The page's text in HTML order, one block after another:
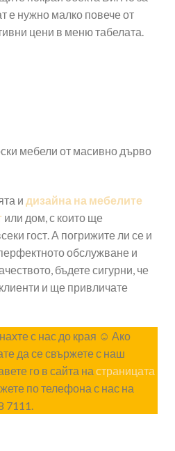
е нужно малко повече от
цени в меню табелата.
мебели от масивно дърво
и дизайна на мебелите
или дом, с които ще
гост. А погрижите ли се и
обслужване и
бъдете сигурни, че
и ще привличате
с нас до края ☺ Ако
да се свържете с наш
го в сайта на страницата
по телефона с нас на
7111.